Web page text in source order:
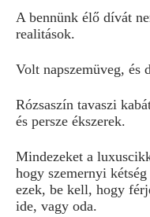
A bennünk élő dívát
realitások.
Volt napszemüveg, és
Rózsaszín tavaszi
és persze ékszerek.
Mindezeket a
hogy szemernyi
ezek, be kell, hogy
ide, vagy oda.